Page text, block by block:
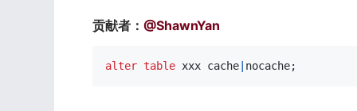
贡献者： @ShawnYan
alter table xxx cache nocache;